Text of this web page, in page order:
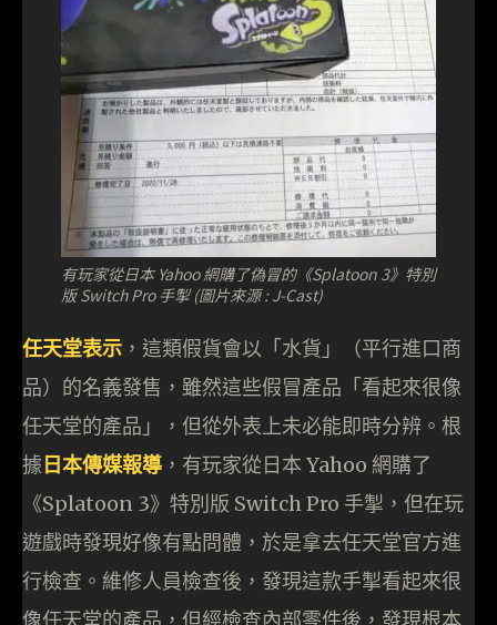
有玩家從日本 Yahoo 網購了偽冒的《Splatoon 3》特別
版 Switch Pro 手掣 (圖片來源 : J-Cast)
任天堂表示 ，這類假貨會以「水貨」（平行進口商
品）的名義發售，雖然這些假冒產品「看起來很像
任天堂的產品」，但從外表上未必能即時分辨。根
據 日本傳媒報導 ，有玩家從日本 Yahoo 網購了
《Splatoon 3》特別版 Switch Pro 手掣，但在玩
遊戲時發現好像有點問體，於是拿去任天堂官方進
行檢查。維修人員檢查後，發現這款手掣看起來很